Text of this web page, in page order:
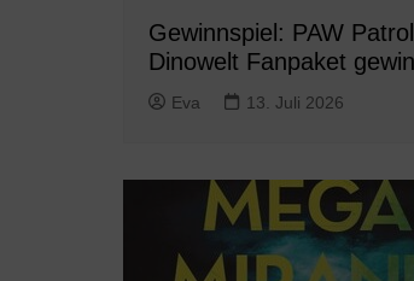
Gewinnspiel: PAW
Dinowelt Fanpaket
Eva 13. Juli 2026